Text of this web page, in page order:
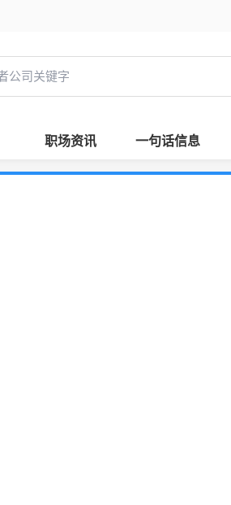
职场资讯 一句话信息